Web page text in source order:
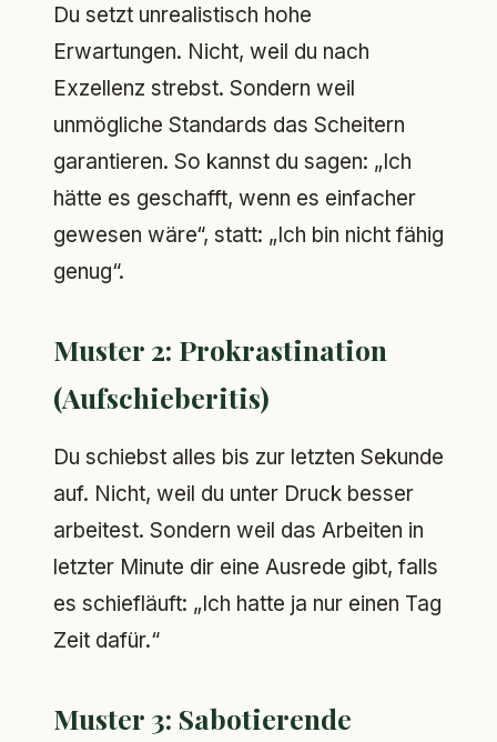
Du setzt unrealistisch hohe
Erwartungen. Nicht, weil du nach
Exzellenz strebst. Sondern weil
unmögliche Standards das Scheitern
garantieren. So kannst du sagen: „Ich
hätte es geschafft, wenn es einfacher
gewesen wäre“, statt: „Ich bin nicht fähig
genug“.
Muster 2: Prokrastination
(Aufschieberitis)
Du schiebst alles bis zur letzten Sekunde
auf. Nicht, weil du unter Druck besser
arbeitest. Sondern weil das Arbeiten in
letzter Minute dir eine Ausrede gibt, falls
es schiefläuft: „Ich hatte ja nur einen Tag
Zeit dafür.“
Muster 3: Sabotierende